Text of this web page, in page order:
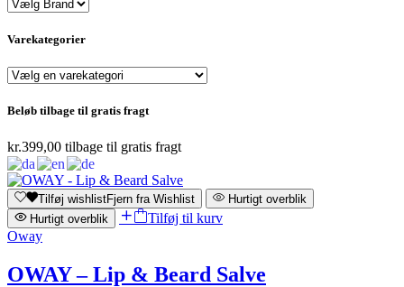
Varekategorier
Beløb tilbage til gratis fragt
kr.399,00 tilbage til gratis fragt
Tilføj wishlistFjern fra Wishlist
Hurtigt overblik
Hurtigt overblik
Tilføj til kurv
Oway
OWAY – Lip & Beard Salve